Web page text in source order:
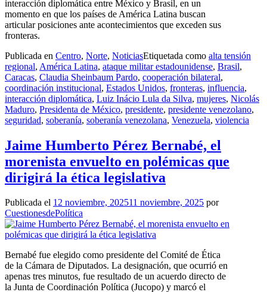
interacción diplomática entre México y Brasil, en un
momento en que los países de América Latina buscan
articular posiciones ante acontecimientos que exceden sus
fronteras.
Publicada en Centro, Norte, NoticiasEtiquetada como alta tensión
regional, América Latina, ataque militar estadounidense, Brasil,
Caracas, Claudia Sheinbaum Pardo, cooperación bilateral,
coordinación institucional, Estados Unidos, fronteras, influencia,
interacción diplomática, Luiz Inácio Lula da Silva, mujeres, Nicolás
Maduro, Presidenta de México, presidente, presidente venezolano,
seguridad, soberanía, soberanía venezolana, Venezuela, violencia
Jaime Humberto Pérez Bernabé, el
morenista envuelto en polémicas que
dirigirá la ética legislativa
Publicada el 12 noviembre, 202511 noviembre, 2025 por
CuestionesdePolítica
Bernabé fue elegido como presidente del Comité de Ética
de la Cámara de Diputados. La designación, que ocurrió en
apenas tres minutos, fue resultado de un acuerdo directo de
la Junta de Coordinación Política (Jucopo) y marcó el